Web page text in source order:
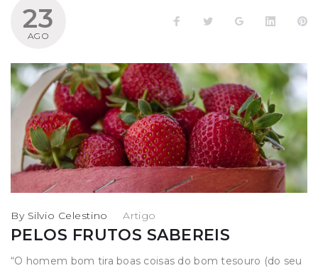
Dia:
23
de
agosto
de
2025
23
AGO
FacebookTwitter Google+
By Silvio Celestino inArtigo
PELOS FRUTOS SABEREIS
“O homem bom tira boas coisas do bom tesouro (do seu